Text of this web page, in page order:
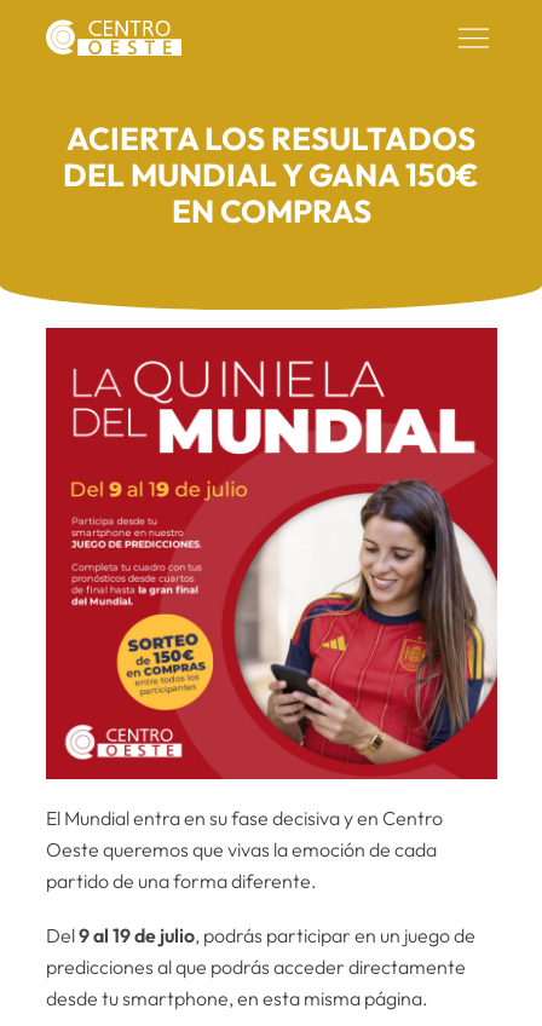
ACIERTA LOS RESULTADOS
DEL MUNDIAL Y GANA 150€
EN COMPRAS
El Mundial entra en su fase decisiva y en Centro
Oeste queremos que vivas la emoción de cada
partido de una forma diferente.
Del9 al 19 de julio, podrás participar en un juego de
predicciones al que podrás acceder directamente
desde tu smartphone, en esta misma página.